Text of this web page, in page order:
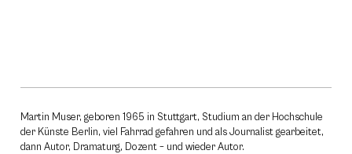
Martin Muser, geboren 1965 in Stuttgart, Studium an der Hochschule
der Künste Berlin, viel Fahrrad gefahren und als Journalist gearbeitet,
dann Autor, Dramaturg, Dozent – und wieder Autor.